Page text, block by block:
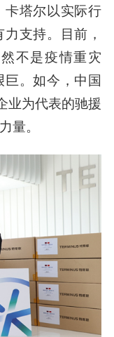
卡塔尔以实际行
支持。目前，
不是疫情重灾
。如今，中国
业为代表的驰援
量。